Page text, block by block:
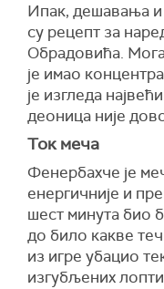
Ипак, дешавања и
су рецепт за
Обрадовића.
је имао
је изгледа
деоница није
Ток меча
Фенербахче је
енергичније и
шест минута био
до било какве
из игре убацио
изгубљених